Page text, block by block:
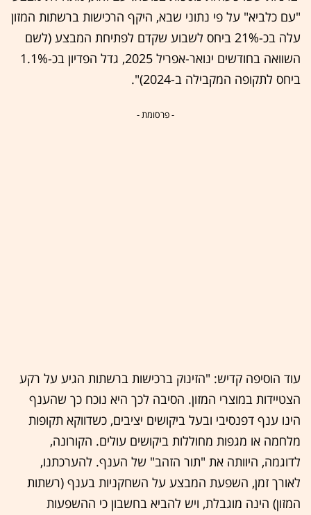
"עם כלביא" על פי נתוני שבא, היקף הרכישות ברשתות המזון
עלה בכ-21% ביחס לשבוע שקדם לפתיחת המבצע (לשם
השוואה בחודשים ינואר-אפריל 2025, גדל הפדיון בכ-1.1%
ביחס לתקופה המקבילה ב-2024)".
- פרסומת -
עוד הוסיפה קדיש: "הזינוק ברכישות ברשתות הגיע על רקע
הצטיידות במוצרי המזון. הסיבה לכך היא נוכח כך שהענף
הינו ענף דפנסיבי ובעל ביקושים יציבים, כשדווקא תקופות
מלחמה או מגפות מחוללות ביקושים עולים. הקורונה,
לדוגמה, היוותה את "תור הזהב" של הענף. להערכתנו,
לאורך זמן, השפעת המבצע על השחקניות בענף (רשתות
המזון) הינה מוגבלת, ויש להביא בחשבון כי ההשפעות